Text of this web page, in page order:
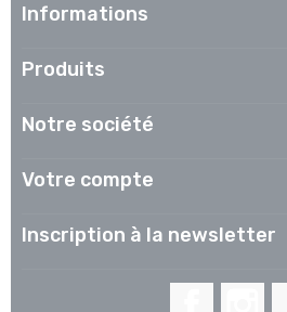
Informations
Produits
Notre société
Votre compte
Inscription à la newsletter